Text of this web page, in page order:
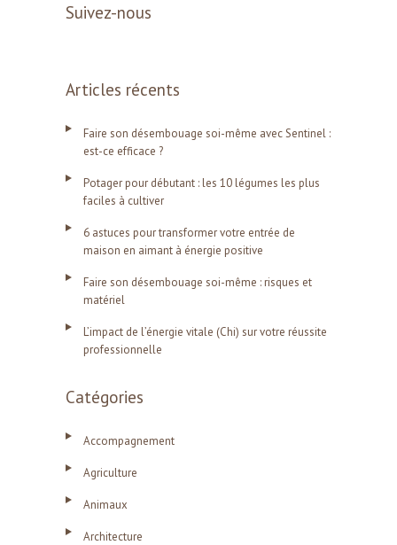
Suivez-nous
Articles récents
Faire son désembouage soi-même avec Sentinel :
est-ce efficace ?
Potager pour débutant : les 10 légumes les plus
faciles à cultiver
6 astuces pour transformer votre entrée de
maison en aimant à énergie positive
Faire son désembouage soi-même : risques et
matériel
L’impact de l’énergie vitale (Chi) sur votre réussite
professionnelle
Catégories
Accompagnement
Agriculture
Animaux
Architecture